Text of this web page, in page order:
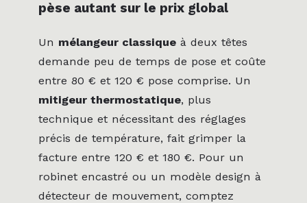
pèse autant sur le prix global
Un mélangeur classique à deux têtes
demande peu de temps de pose et coûte
entre 80 € et 120 € pose comprise. Un
mitigeur thermostatique, plus
technique et nécessitant des réglages
précis de température, fait grimper la
facture entre 120 € et 180 €. Pour un
robinet encastré ou un modèle design à
détecteur de mouvement, comptez